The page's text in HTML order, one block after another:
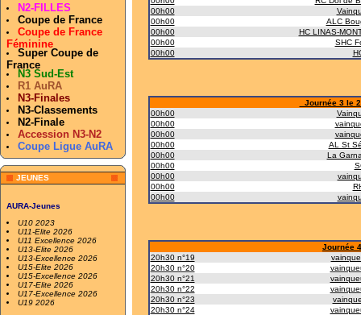
N2-FILLES
Coupe de France
Coupe de France
Féminine
Super Coupe de
France
N3 Sud-Est
R1 AuRA
N3-Finales
N3-Classements
N2-Finale
Accession N3-N2
Coupe Ligue AuRA
JEUNES
AURA-Jeunes
U10 2023
U11-Elite 2026
U11 Excellence 2026
U13-Elite 2026
U13-Excellence 2026
U15-Elite 2026
U15-Excellence 2026
U17-Elite 2026
U17-Excellence 2026
U19 2026
00h00
00h00
ALC
00h00
HC LINAS-
00h00
SHC
00h00
Journée 3 le
00h00
00h00
00h00
00h00
AL St
00h00
La
00h00
00h00
00h00
00h00
Journée
20h30 n°19
20h30 n°20
20h30 n°21
20h30 n°22
20h30 n°23
20h30 n°24